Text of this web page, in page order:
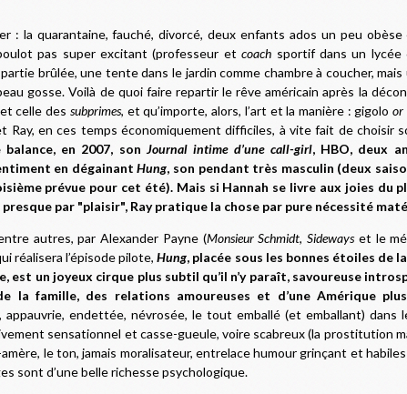
: la quarantaine, fauché, divorcé, deux enfants ados un peu
pas super excitant (professeur etcoach sportif dans un
brûlée, une tente dans le jardin comme chambre à coucher,
gosse. Voilà de quoi faire repartir le rêve américain après la
celle des subprimes, et qu’importe, alors, l’art et la manière : gigoloor
Ray, en ces temps économiquement difficiles, à vite fait de choisir
balance, en 2007, son Journal intime d’une call-girl, HBO, deux
en dégainantHung, son pendant très masculin (deux
prévue pour cet été). Mais si Hannah se livre aux joies du
presque par "plaisir", Ray pratique la chose par pure nécessité
autres, par Alexander Payne (Monsieur Schmidt, Sidewayset le
réalisera l’épisode pilote,Hung, placée sous les bonnes étoiles de
est un joyeux cirque plus subtil qu’il n’y paraît, savoureuse
la famille, des relations amoureuses et d’une Amérique plus
, appauvrie, endettée, névrosée, le tout emballé (et emballant) dans
sensationnel et casse-gueule, voire scabreux (la prostitution
le ton, jamais moralisateur, entrelace humour grinçant et
sont d’une belle richesse psychologique.